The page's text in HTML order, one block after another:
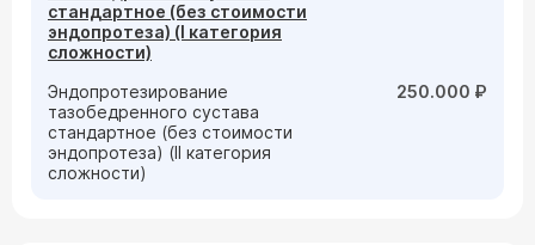
стандартное (без стоимости
эндопротеза) (I категория
сложности)
Эндопротезирование
тазобедренного сустава
стандартное (без стоимости
эндопротеза) (II категория
сложности)
250.000 ₽